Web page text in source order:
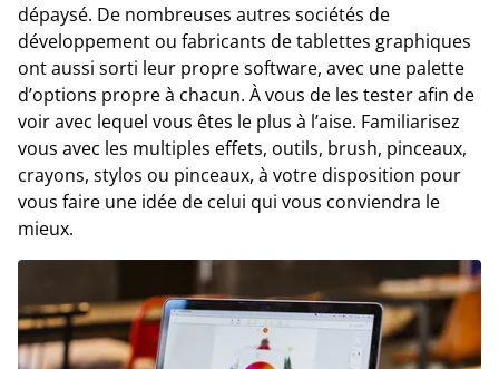
dépaysé. De nombreuses autres sociétés de
développement ou fabricants de tablettes graphiques
ont aussi sorti leur propre software, avec une palette
d’options propre à chacun. À vous de les tester afin de
voir avec lequel vous êtes le plus à l’aise. Familiarisez
vous avec les multiples effets, outils, brush, pinceaux,
crayons, stylos ou pinceaux, à votre disposition pour
vous faire une idée de celui qui vous conviendra le
mieux.